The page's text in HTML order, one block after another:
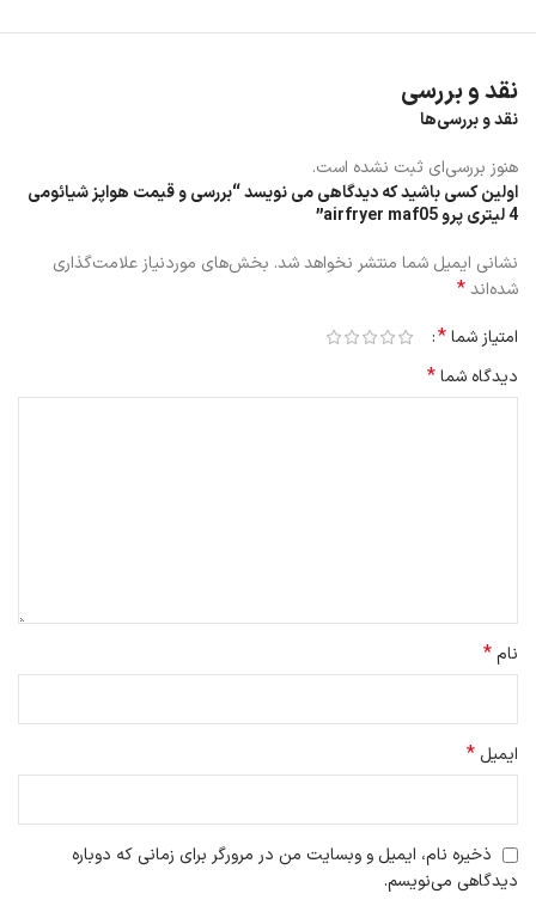
احتیاجی به بیرون کشیدن سبد سرخ کن هواپز ندارید و می توانید از پشت
شیشه مراحل پخت را مشاهده نماید.
نقد و بررسی
نقد و بررسی‌ها
هنوز بررسی‌ای ثبت نشده است.
اولین کسی باشید که دیدگاهی می نویسد “بررسی و قیمت هواپز شیائومی
4 لیتری پرو airfryer maf05”
نشانی ایمیل شما منتشر نخواهد شد. بخش‌های موردنیاز علامت‌گذاری
شده‌اند*
امتیاز شما*
دیدگاه شما*
نام*
ایمیل *
ذخیره نام، ایمیل و وبسایت من در مرورگر برای زمانی که دوباره
دیدگاهی می‌نویسم.